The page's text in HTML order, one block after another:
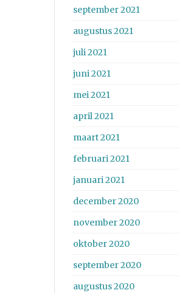
september 2021
augustus 2021
juli 2021
juni 2021
mei 2021
april 2021
maart 2021
februari 2021
januari 2021
december 2020
november 2020
oktober 2020
september 2020
augustus 2020